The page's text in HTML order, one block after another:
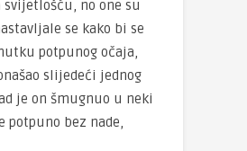
no one su
se kako bi se
potpunog očaja,
slijedeći jednog
je on šmugnuo u neki
potpuno bez nade,